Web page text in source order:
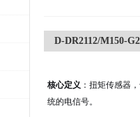
D-DR2112/M150-
核心定义 ：扭矩传感器
统的电信号。